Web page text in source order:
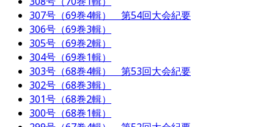
307号（69巻4輯） 第54回大会紀要
306号（69巻3輯）
305号（69巻2輯）
304号（69巻1輯）
303号（68巻4輯） 第53回大会紀要
302号（68巻3輯）
301号（68巻2輯）
300号（68巻1輯）